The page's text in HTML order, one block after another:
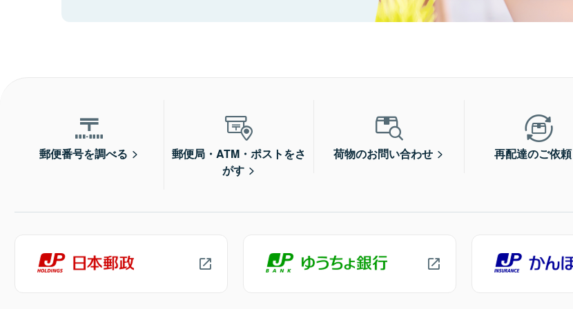
郵便番号を調べる
郵便局・ATM・ポストをさ
がす
荷物のお問い合わせ 再配達のご依頼